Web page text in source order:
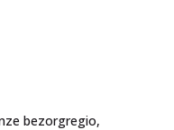
bezorgregio,